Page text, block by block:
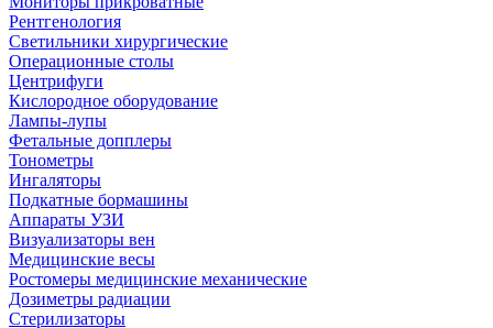
Рентгенология
Светильники хирургические
Операционные столы
Центрифуги
Кислородное оборудование
Лампы-лупы
Фетальные допплеры
Тонометры
Ингаляторы
Подкатные бормашины
Аппараты УЗИ
Визуализаторы вен
Медицинские весы
Ростомеры медицинские механические
Дозиметры радиации
Стерилизаторы